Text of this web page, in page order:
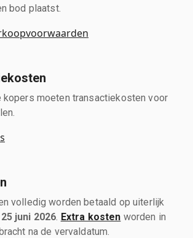
bod plaatst.
kopers moeten transactiekosten voor
volledig worden betaald op uiterlijk
juni 2026 Extra kosten worden in
na de vervaldatum.